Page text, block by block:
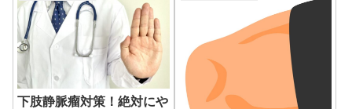
下肢静脈瘤対策！絶対にや